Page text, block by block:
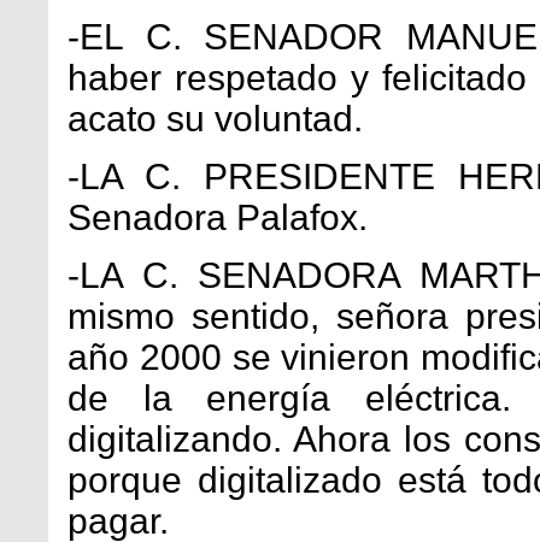
-EL C. SENADOR
haber respetado y
acato su voluntad.
-LA C. PRESIDENTE
Senadora Palafox.
-LA C. SENADORA
mismo sentido, señora
año 2000 se vinieron
de la energía eléctrica.
digitalizando. Ahora los
porque digitalizado está
pagar.